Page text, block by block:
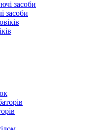
засоби